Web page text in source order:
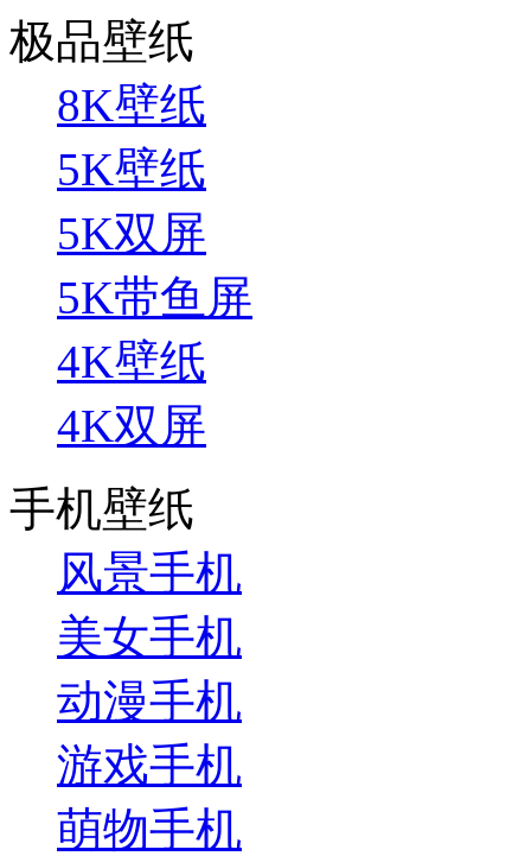
极品壁纸
8K壁纸
5K壁纸
5K双屏
5K带鱼屏
4K壁纸
4K双屏
手机壁纸
风景手机
美女手机
动漫手机
游戏手机
萌物手机